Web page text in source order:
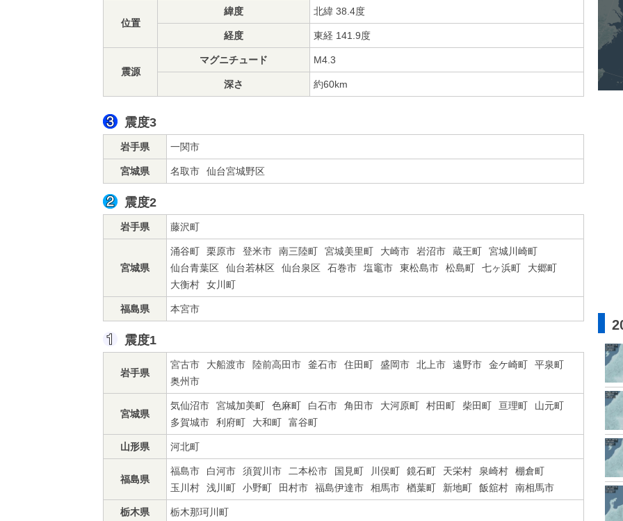
位置
緯度 北緯 38.4度
経度 東経 141.9度
震源
マグニチュード M4.3
深さ 約60km
震度3
岩手県 一関市
宮城県 名取市 仙台宮城野区
震度2
岩手県 藤沢町
宮城県
涌谷町 栗原市 登米市 南三陸町 宮城美里町 大崎市 岩沼市 蔵王町
宮城川崎町
仙台青葉区
仙台若林区 仙台泉区 石巻市 塩竈市 東松島市 松島町 七ヶ浜町
大郷町
大衡村
女川町
福島県 本宮市
震度1
岩手県
宮古市 大船渡市 陸前高田市 釜石市 住田町 盛岡市 北上市 遠野市 金ケ崎町
平泉町
奥州市
宮城県
気仙沼市 宮城加美町 色麻町 白石市 角田市 大河原町 村田町 柴田町 亘理町
山元町
多賀城市
利府町 大和町 富谷町
山形県 河北町
福島県
福島市 白河市 須賀川市 二本松市 国見町 川俣町 鏡石町 天栄村 泉崎村
棚倉町
玉川村
浅川町 小野町 田村市 福島伊達市 相馬市 楢葉町 新地町 飯舘村 南相馬市
栃木県 栃木那珂川町